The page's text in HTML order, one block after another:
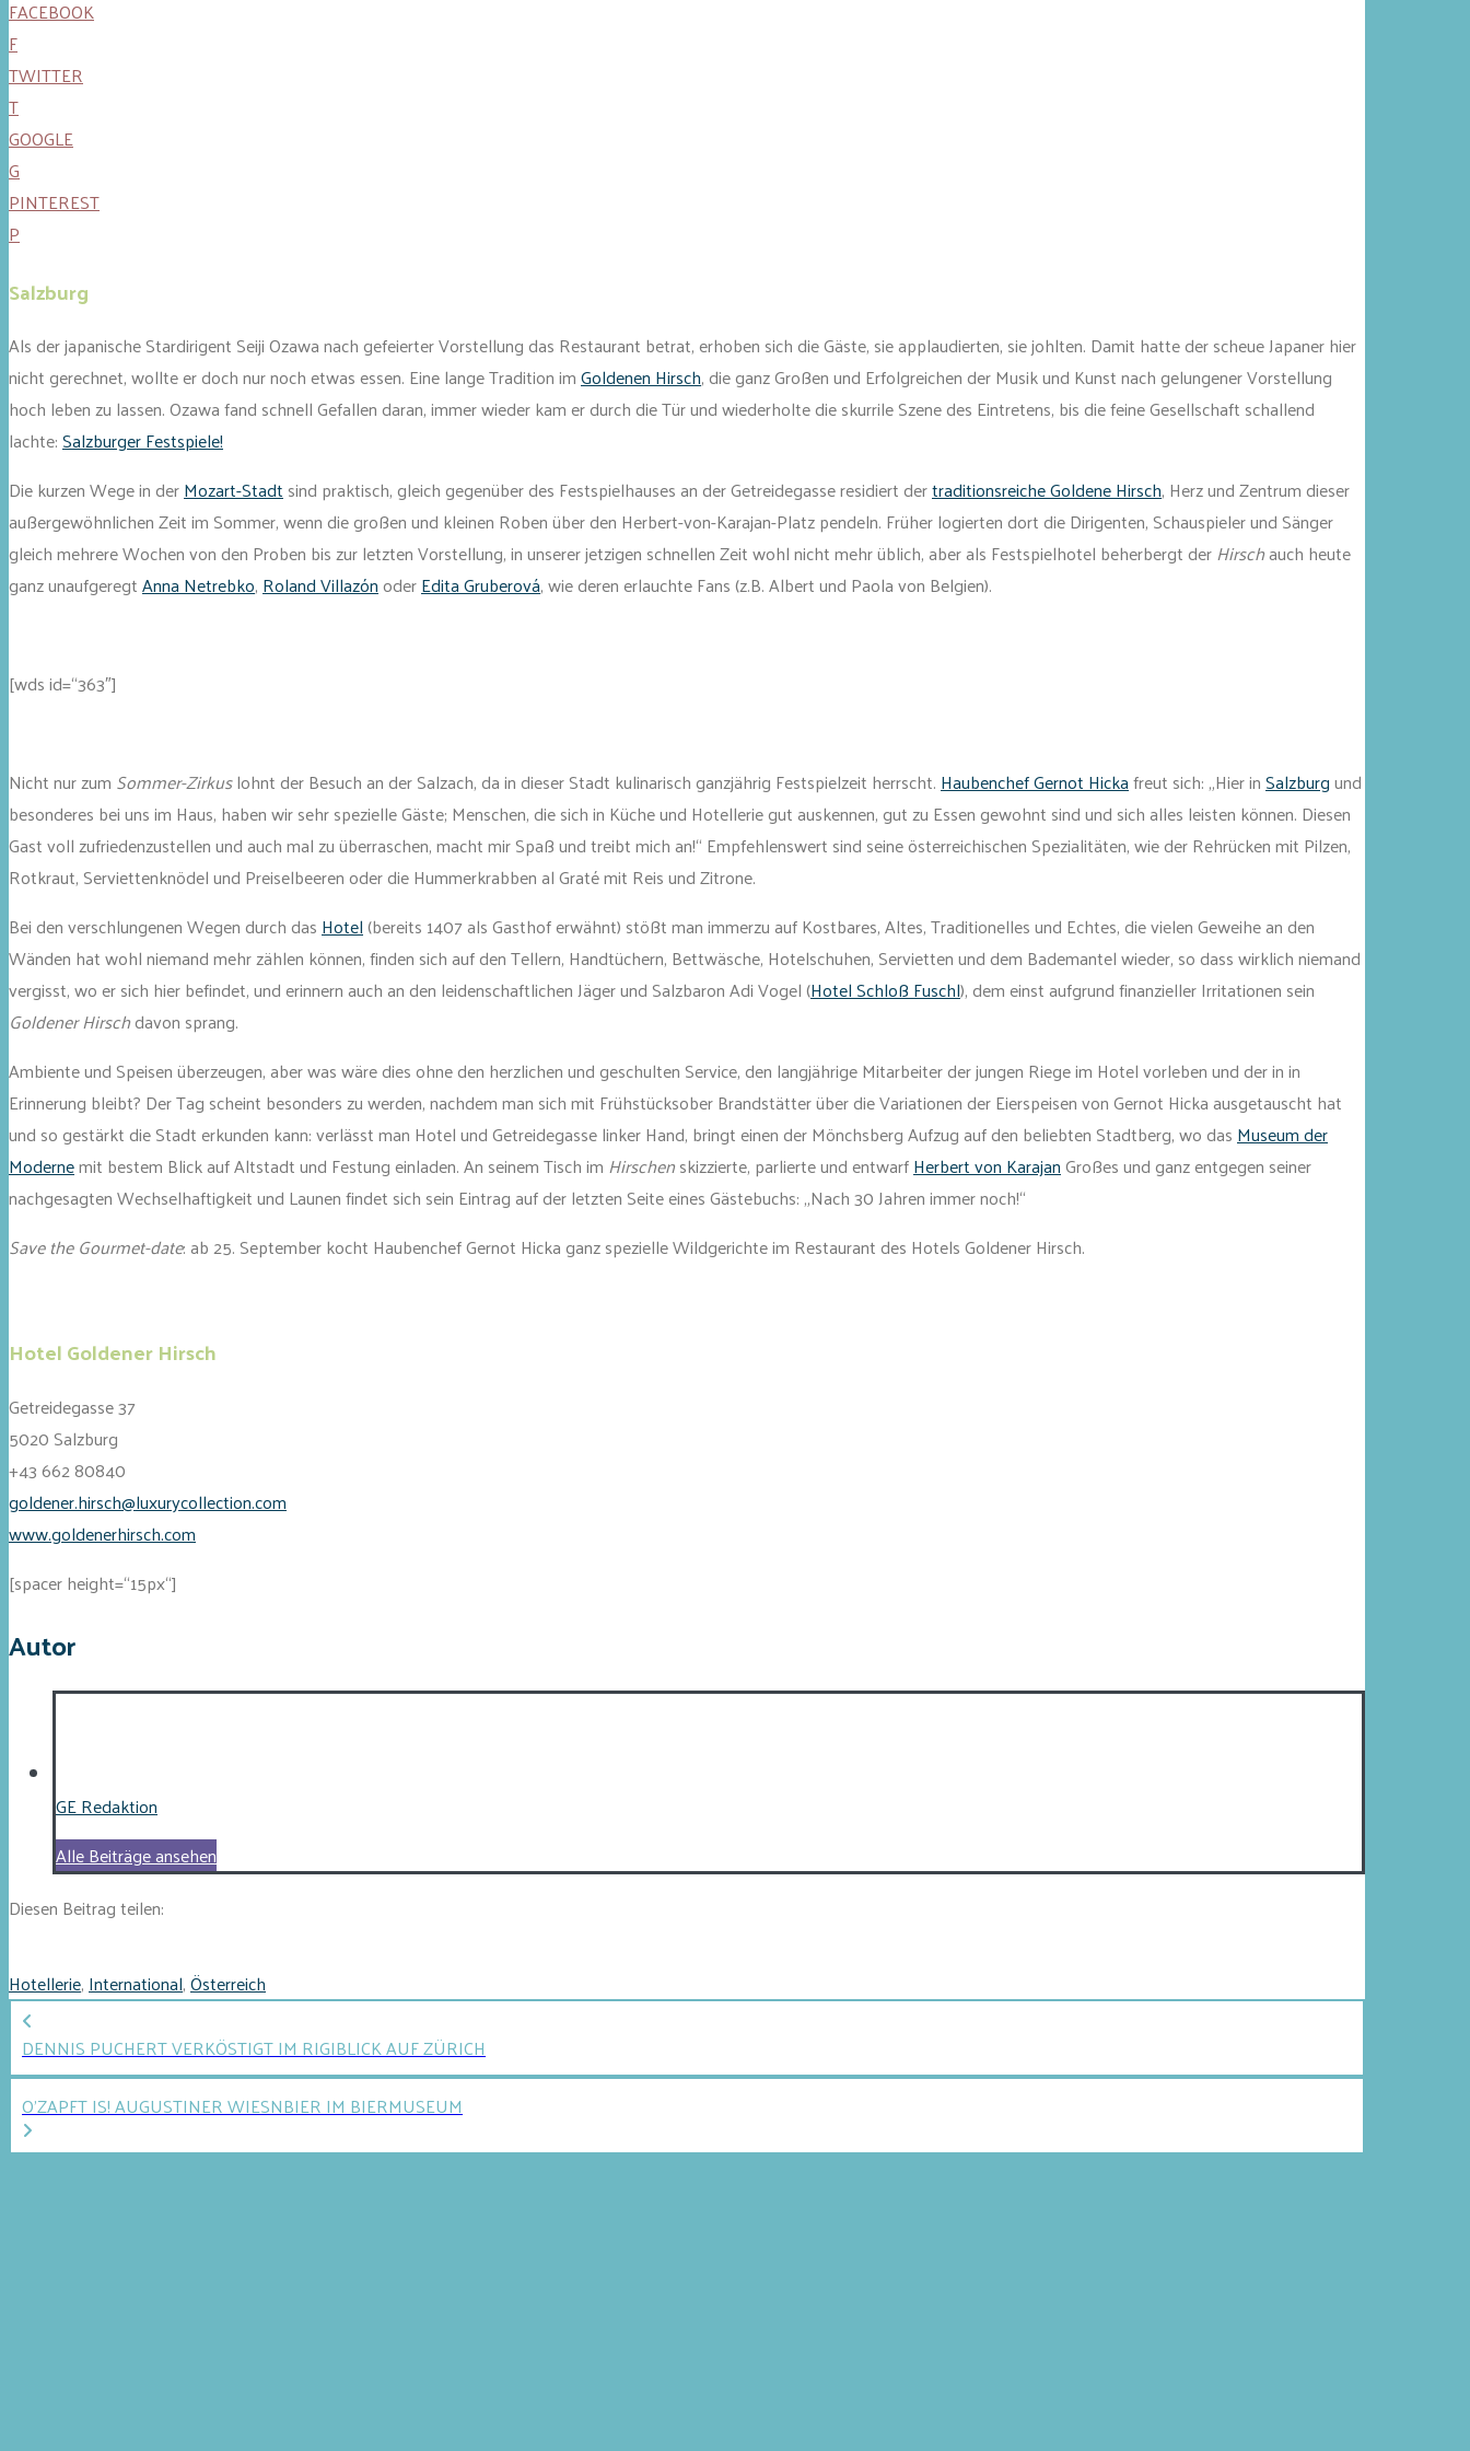
FACEBOOK
F
TWITTER
T
GOOGLE
G
PINTEREST
P
Salzburg
Als der japanische Stardirigent Seiji Ozawa nach gefeierter Vorstellung das Restaurant betrat, erhoben sich die Gäste, sie applaudierten, sie johlten. Damit hatte der scheue Japaner hier
nicht gerechnet, wollte er doch nur noch etwas essen. Eine lange Tradition imGoldenen Hirsch, die ganz Großen und Erfolgreichen der Musik und Kunst nach gelungener Vorstellung
hoch leben zu lassen. Ozawa fand schnell Gefallen daran, immer wieder kam er durch die Tür und wiederholte die skurrile Szene des Eintretens, bis die feine Gesellschaft schallend
lachte:Salzburger Festspiele!
Die kurzen Wege in derMozart-Stadtsind praktisch, gleich gegenüber des Festspielhauses an der Getreidegasse residiert dertraditionsreiche Goldene Hirsch, Herz und Zentrum dieser
außergewöhnlichen Zeit im Sommer, wenn die großen und kleinen Roben über den Herbert-von-Karajan-Platz pendeln. Früher logierten dort die Dirigenten, Schauspieler und Sänger
gleich mehrere Wochen von den Proben bis zur letzten Vorstellung, in unserer jetzigen schnellen Zeit wohl nicht mehr üblich, aber als Festspielhotel beherbergt derHirschauch heute
ganz unaufgeregtAnna Netrebko,Roland VillazónoderEdita Gruberová, wie deren erlauchte Fans (z.B. Albert und Paola von Belgien).
[wds id=“363″]
Nicht nur zum Sommer-Zirkuslohnt der Besuch an der Salzach, da in dieser Stadt kulinarisch ganzjährig Festspielzeit herrscht.Haubenchef Gernot Hickafreut sich: „Hier inSalzburgund
besonderes bei uns im Haus, haben wir sehr spezielle Gäste; Menschen, die sich in Küche und Hotellerie gut auskennen, gut zu Essen gewohnt sind und sich alles leisten können. Diesen
Gast voll zufriedenzustellen und auch mal zu überraschen, macht mir Spaß und treibt mich an!“ Empfehlenswert sind seine österreichischen Spezialitäten, wie der Rehrücken mit Pilzen,
Rotkraut, Serviettenknödel und Preiselbeeren oder die Hummerkrabben al Graté mit Reis und Zitrone.
Bei den verschlungenen Wegen durch dasHotel(bereits 1407 als Gasthof erwähnt) stößt man immerzu auf Kostbares, Altes, Traditionelles und Echtes, die vielen Geweihe an den
Wänden hat wohl niemand mehr zählen können, finden sich auf den Tellern, Handtüchern, Bettwäsche, Hotelschuhen, Servietten und dem Bademantel wieder, so dass wirklich niemand
vergisst, wo er sich hier befindet, und erinnern auch an den leidenschaftlichen Jäger und Salzbaron Adi Vogel (Hotel Schloß Fuschl), dem einst aufgrund finanzieller Irritationen sein
Goldener Hirschdavon sprang.
Ambiente und Speisen überzeugen, aber was wäre dies ohne den herzlichen und geschulten Service, den langjährige Mitarbeiter der jungen Riege im Hotel vorleben und der in in
Erinnerung bleibt? Der Tag scheint besonders zu werden, nachdem man sich mit Frühstücksober Brandstätter über die Variationen der Eierspeisen von Gernot Hicka ausgetauscht hat
und so gestärkt die Stadt erkunden kann: verlässt man Hotel und Getreidegasse linker Hand, bringt einen der Mönchsberg Aufzug auf den beliebten Stadtberg, wo dasMuseum der
Modernemit bestem Blick auf Altstadt und Festung einladen. An seinem Tisch im Hirschenskizzierte, parlierte und entwarfHerbert von KarajanGroßes und ganz entgegen seiner
nachgesagten Wechselhaftigkeit und Launen findet sich sein Eintrag auf der letzten Seite eines Gästebuchs: „Nach 30 Jahren immer noch!“
Save the Gourmet-date: ab 25. September kocht Haubenchef Gernot Hicka ganz spezielle Wildgerichte im Restaurant des Hotels Goldener Hirsch.
Hotel Goldener Hirsch
Getreidegasse 37
5020 Salzburg
+43 662 80840
goldener.hirsch@luxurycollection.com
www.goldenerhirsch.com
[spacer height=“15px“]
Autor
GE Redaktion
Alle Beiträge ansehen
Diesen Beitrag teilen:
Hotellerie, International,Österreich
DENNIS PUCHERT VERKÖSTIGT IM RIGIBLICK AUF ZÜRICH
O’ZAPFT IS! AUGUSTINER WIESNBIER IM BIERMUSEUM